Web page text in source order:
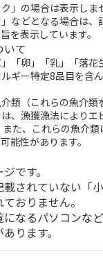
」の場合は表示しま
などとなる場合は、
を表示しています。
て
「卵」「乳」「落花
ギー特定8品目を含
類（これらの魚介類
、漁獲漁法によりエ
た、これらの魚介
能性があります。
です。
されていない「
おりません。
なるパソコンな
ります。